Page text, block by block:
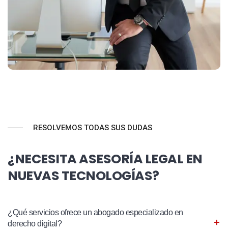
RESOLVEMOS TODAS SUS DUDAS
¿NECESITA ASESORÍA LEGAL EN
NUEVAS TECNOLOGÍAS?
¿Qué servicios ofrece un abogado especializado en
derecho digital?